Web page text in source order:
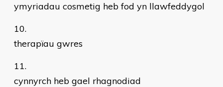
ymyriadau cosmetig heb fod yn llawfeddygol
therapïau gwres
cynnyrch heb gael rhagnodiad